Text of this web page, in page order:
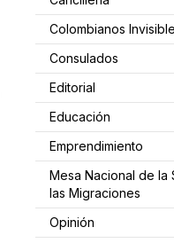
Colombianos
Consulados
Editorial
Educación
Emprendimiento
Mesa Nacional de la
las Migraciones
Opinión